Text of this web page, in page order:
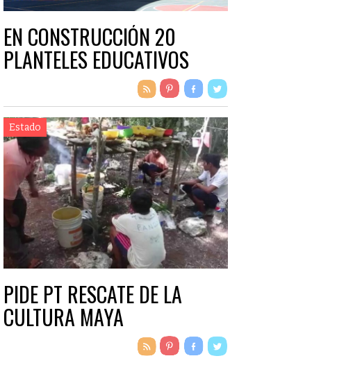
EN CONSTRUCCIÓN 20
PLANTELES EDUCATIVOS
Estado
PIDE PT RESCATE DE LA
CULTURA MAYA